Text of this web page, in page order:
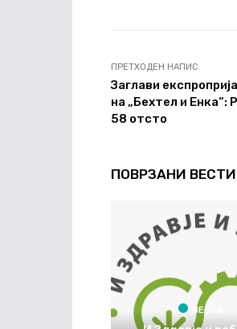
ПРЕТХОДЕН НАПИС
Заглави
на „Бехтел и Енка“:
58 отсто
ПОВРЗАНИ ВЕСТИ
ВЕСТИ